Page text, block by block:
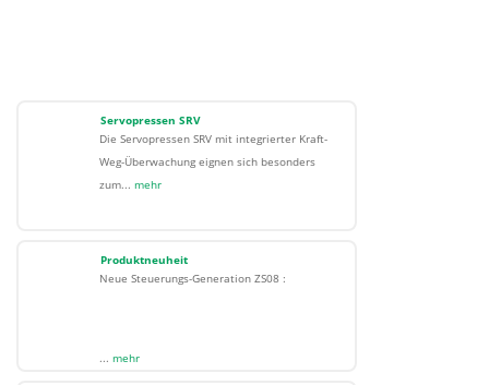
Servopressen SRV
Die Servopressen SRV mit integrierter Kraft-
Weg-Überwachung eignen sich besonders
zum... mehr
Produktneuheit
Neue Steuerungs-Generation ZS08 :
... mehr